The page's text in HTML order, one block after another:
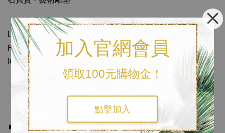
加入官網會員
領取100元購物金！
點擊加入
《聯絡我們》
LINE官方客服🔎@rax9582t
FB粉絲專頁🔎磨樣 MODE YANG
IG小盒子🔎
mode_yang
《購物須知》
►七日鑑賞期